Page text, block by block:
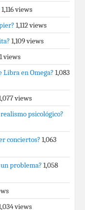
1,116 views
1,112 views
1,109 views
views
Libra en Omega? 1,083
views
psicológico?
conciertos? 1,063
problema? 1,058
views